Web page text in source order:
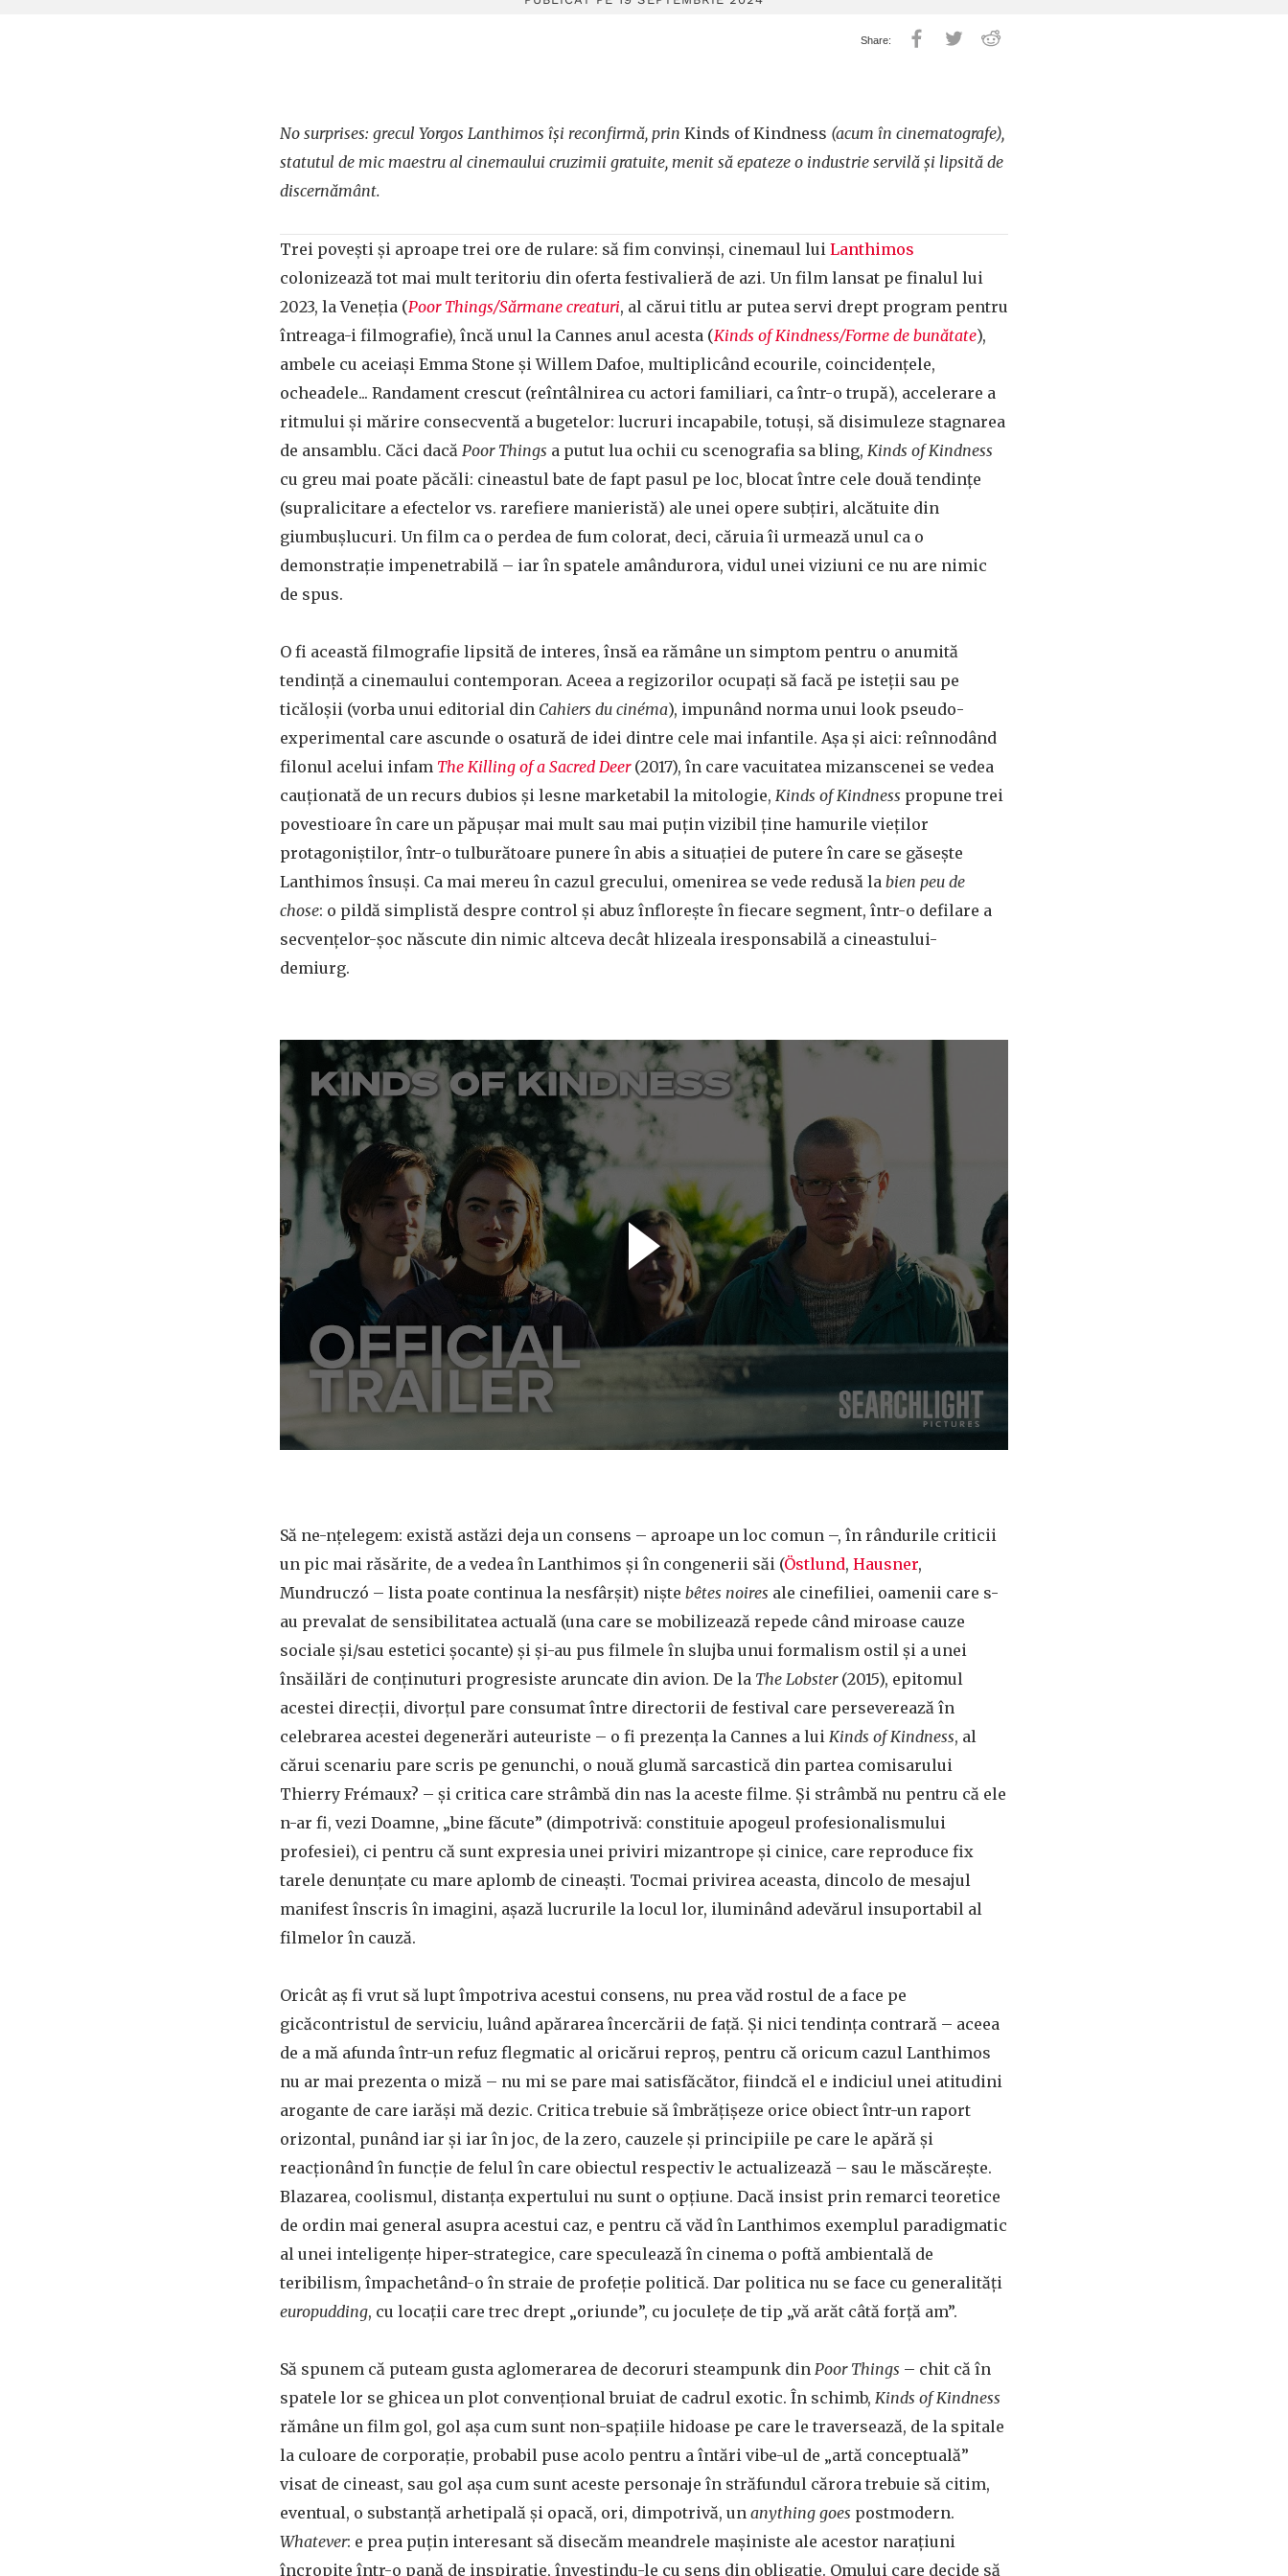
No surprises: grecul Yorgos Lanthimos își reconfirmă, prin Kinds of Kindness (acum în cinematografe),
statutul de mic maestru al cinemaului cruzimii gratuite, menit să epateze o industrie servilă și lipsită de
discernământ.
Trei povești și aproape trei ore de rulare: să fim convinși, cinemaul lui Lanthimos
colonizează tot mai mult teritoriu din oferta festivalieră de azi. Un film lansat pe finalul lui
2023, la Veneția (Poor Things/Sărmane creaturi, al cărui titlu ar putea servi drept program pentru
întreaga-i filmografie), încă unul la Cannes anul acesta (Kinds of Kindness/Forme de bunătate),
ambele cu aceiași Emma Stone și Willem Dafoe, multiplicând ecourile, coincidențele,
ocheadele... Randament crescut (reîntâlnirea cu actori familiari, ca într-o trupă), accelerare a
ritmului și mărire consecventă a bugetelor: lucruri incapabile, totuși, să disimuleze stagnarea
de ansamblu. Căci dacă Poor Things a putut lua ochii cu scenografia sa bling, Kinds of Kindness
cu greu mai poate păcăli: cineastul bate de fapt pasul pe loc, blocat între cele două tendințe
(supralicitare a efectelor vs. rarefiere manieristă) ale unei opere subțiri, alcătuite din
giumbușlucuri. Un film ca o perdea de fum colorat, deci, căruia îi urmează unul ca o
demonstrație impenetrabilă – iar în spatele amândurora, vidul unei viziuni ce nu are nimic
de spus.
O fi această filmografie lipsită de interes, însă ea rămâne un simptom pentru o anumită
tendință a cinemaului contemporan. Aceea a regizorilor ocupați să facă pe isteții sau pe
ticăloșii (vorba unui editorial din Cahiers du cinéma), impunând norma unui look pseudo-
experimental care ascunde o osatură de idei dintre cele mai infantile. Așa și aici: reînnodând
filonul acelui infam The Killing of a Sacred Deer(2017), în care vacuitatea mizanscenei se vedea
cauționată de un recurs dubios și lesne marketabil la mitologie, Kinds of Kindness propune trei
povestioare în care un păpușar mai mult sau mai puțin vizibil ține hamurile vieților
protagoniștilor, într-o tulburătoare punere în abis a situației de putere în care se găsește
Lanthimos însuși. Ca mai mereu în cazul grecului, omenirea se vede redusă la bien peu de
chose: o pildă simplistă despre control și abuz înflorește în fiecare segment, într-o defilare a
secvențelor-șoc născute din nimic altceva decât hlizeala iresponsabilă a cineastului-
demiurg.
Să ne-nțelegem: există astăzi deja un consens – aproape un loc comun –, în rândurile criticii
un pic mai răsărite, de a vedea în Lanthimos și în congenerii săi (Östlund, Hausner,
Mundruczó – lista poate continua la nesfârșit) niște bêtes noires ale cinefiliei, oamenii care s-
au prevalat de sensibilitatea actuală (una care se mobilizează repede când miroase cauze
sociale și/sau estetici șocante) și și-au pus filmele în slujba unui formalism ostil și a unei
însăilări de conținuturi progresiste aruncate din avion. De la The Lobster (2015), epitomul
acestei direcții, divorțul pare consumat între directorii de festival care perseverează în
celebrarea acestei degenerări auteuriste – o fi prezența la Cannes a lui Kinds of Kindness, al
cărui scenariu pare scris pe genunchi, o nouă glumă sarcastică din partea comisarului
Thierry Frémaux? – și critica care strâmbă din nas la aceste filme. Și strâmbă nu pentru că ele
n-ar fi, vezi Doamne, „bine făcute” (dimpotrivă: constituie apogeul profesionalismului
profesiei), ci pentru că sunt expresia unei priviri mizantrope și cinice, care reproduce fix
tarele denunțate cu mare aplomb de cineaști. Tocmai privirea aceasta, dincolo de mesajul
manifest înscris în imagini, așază lucrurile la locul lor, iluminând adevărul insuportabil al
filmelor în cauză.
Oricât aș fi vrut să lupt împotriva acestui consens, nu prea văd rostul de a face pe
gicăcontristul de serviciu, luând apărarea încercării de față. Și nici tendința contrară – aceea
de a mă afunda într-un refuz flegmatic al oricărui reproș, pentru că oricum cazul Lanthimos
nu ar mai prezenta o miză – nu mi se pare mai satisfăcător, fiindcă el e indiciul unei atitudini
arogante de care iarăși mă dezic. Critica trebuie să îmbrățișeze orice obiect într-un raport
orizontal, punând iar și iar în joc, de la zero, cauzele și principiile pe care le apără și
reacționând în funcție de felul în care obiectul respectiv le actualizează – sau le măscărește.
Blazarea, coolismul, distanța expertului nu sunt o opțiune. Dacă insist prin remarci teoretice
de ordin mai general asupra acestui caz, e pentru că văd în Lanthimos exemplul paradigmatic
al unei inteligențe hiper-strategice, care speculează în cinema o poftă ambientală de
teribilism, împachetând-o în straie de profeție politică. Dar politica nu se face cu generalități
europudding, cu locații care trec drept „oriunde”, cu joculețe de tip „vă arăt câtă forță am”.
Să spunem că puteam gusta aglomerarea de decoruri steampunk din Poor Things – chit că în
spatele lor se ghicea un plot convențional bruiat de cadrul exotic. În schimb, Kinds of Kindness
rămâne un film gol, gol așa cum sunt non-spațiile hidoase pe care le traversează, de la spitale
la culoare de corporație, probabil puse acolo pentru a întări vibe-ul de „artă conceptuală”
visat de cineast, sau gol așa cum sunt aceste personaje în străfundul cărora trebuie să citim,
eventual, o substanță arhetipală și opacă, ori, dimpotrivă, un anything goes postmodern.
Whatever: e prea puțin interesant să disecăm meandrele mașiniste ale acestor narațiuni
încropite într-o pană de inspirație, învestindu-le cu sens din obligație. Omului care decide să